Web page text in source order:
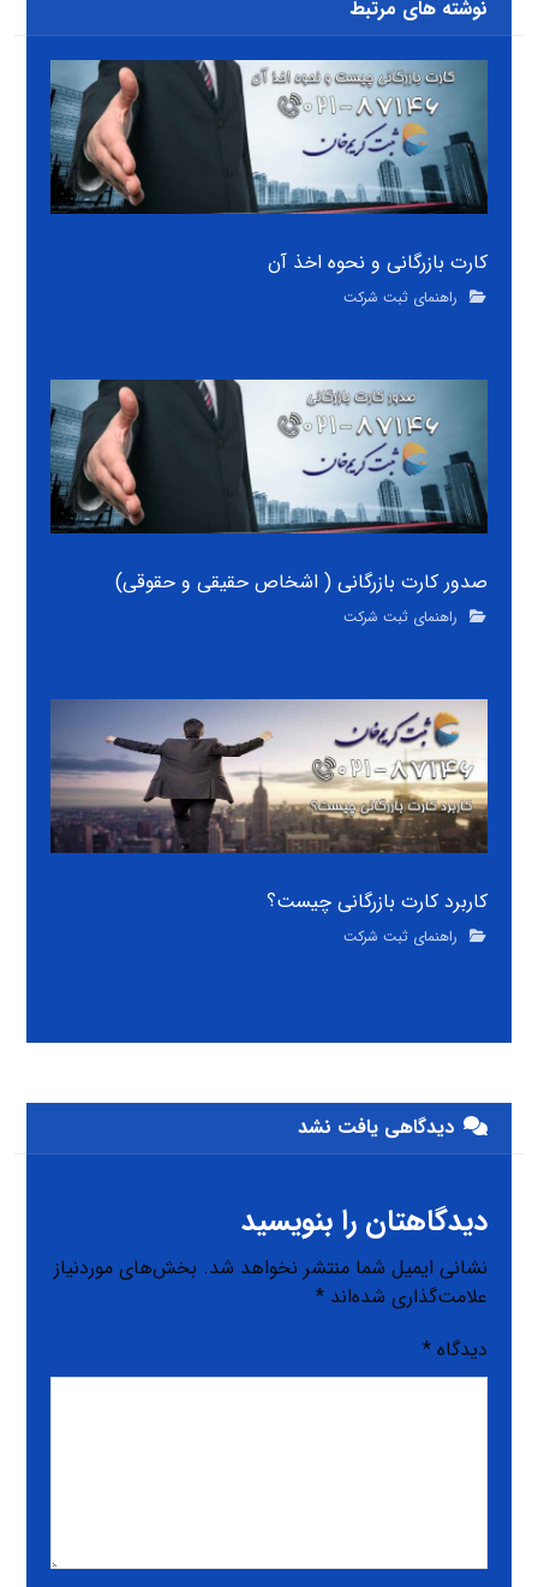
نوشته های مرتبط
کارت بازرگانی و نحوه اخذ آن
راهنمای ثبت شرکت
صدور کارت بازرگانی ( اشخاص حقیقی و حقوقی)
راهنمای ثبت شرکت
کاربرد کارت بازرگانی چیست؟
راهنمای ثبت شرکت
دیدگاهی یافت نشد
دیدگاهتان را بنویسید
نشانی ایمیل شما منتشر نخواهد شد. بخش‌های موردنیاز
علامت‌گذاری شده‌اند*
دیدگاه*